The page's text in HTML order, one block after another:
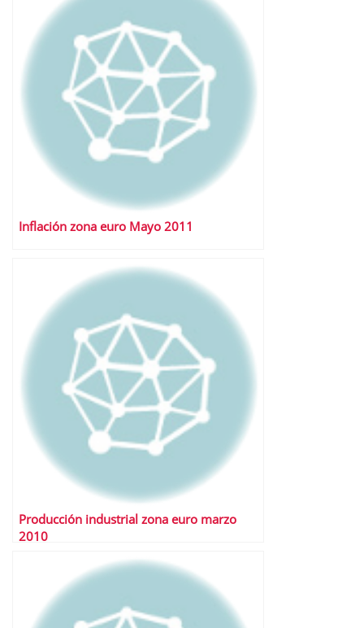
Inflación zona euro Mayo 2011
Producción industrial zona euro marzo
2010